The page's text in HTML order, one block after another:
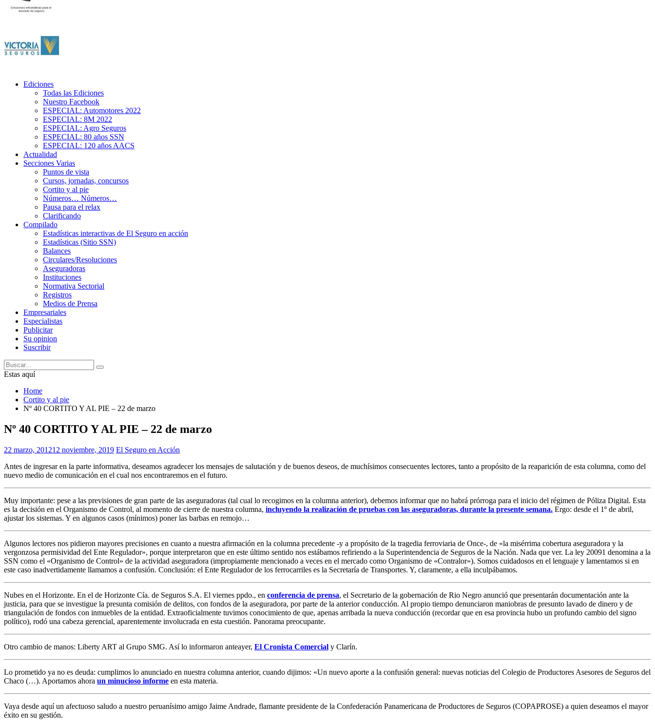
Ediciones
Todas las Ediciones
Nuestro Facebook
ESPECIAL: Automotores 2022
ESPECIAL: 8M 2022
ESPECIAL: Agro Seguros
ESPECIAL: 80 años SSN
ESPECIAL: 120 años AACS
Actualidad
Secciones Varias
Puntos de vista
Cursos, jornadas, concursos
Cortito y al pie
Números… Números…
Pausa para el relax
Clarificando
Compilado
Estadísticas interactivas de El Seguro en acción
Estadísticas (Sitio SSN)
Balances
Circulares/Resoluciones
Aseguradoras
Instituciones
Normativa Sectorial
Registros
Medios de Prensa
Empresariales
Especialistas
Publicitar
Su opinion
Suscribir
Estas aquí
Home
Cortito y al pie
Nº 40 CORTITO Y AL PIE – 22 de marzo
Nº 40 CORTITO Y AL PIE – 22 de marzo
22 marzo, 201212 noviembre, 2019 El Seguro en Acción
Antes de ingresar en la parte informativa, deseamos agradecer los mensajes de salutación y de buenos deseos, de muchísimos consecuentes lectores, tanto a propósito de la reaparición de esta columna, como del
nuevo medio de comunicación en el cual nos encontraremos en el futuro.
Muy importante: pese a las previsiones de gran parte de las aseguradoras (tal cual lo recogimos en la columna anterior), debemos informar que no habrá prórroga para el inicio del régimen de Póliza Digital. Esta
es la decisión en el Organismo de Control, al momento de cierre de nuestra columna, incluyendo la realización de pruebas con las aseguradoras, durante la presente semana. Ergo: desde el 1º de abril,
ajustar los sistemas. Y en algunos casos (mínimos) poner las barbas en remojo…
Algunos lectores nos pidieron mayores precisiones en cuanto a nuestra afirmación en la columna precedente -y a propósito de la tragedia ferroviaria de Once-, de «la misérrima cobertura aseguradora y la
vergonzosa permisividad del Ente Regulador», porque interpretaron que en este último sentido nos estábamos refiriendo a la Superintendencia de Seguros de la Nación. Nada que ver. La ley 20091 denomina a la
SSN como el «Organismo de Control» de la actividad aseguradora (impropiamente mencionado a veces en el mercado como Organismo de «Contralor»). Somos cuidadosos en el lenguaje y lamentamos si en
este caso inadvertidamente llamamos a confusión. Conclusión: el Ente Regulador de los ferrocarriles es la Secretaría de Transportes. Y, claramente, a ella inculpábamos.
Nubes en el Horizonte. En el de Horizonte Cía. de Seguros S.A. El viernes ppdo., en conferencia de prensa, el Secretario de la gobernación de Rio Negro anunció que presentarán documentación ante la
justicia, para que se investigue la presunta comisión de delitos, con fondos de la aseguradora, por parte de la anterior conducción. Al propio tiempo denunciaron maniobras de presunto lavado de dinero y de
triangulación de fondos con inmuebles de la entidad. Extraoficialmente tuvimos conocimiento de que, apenas arribada la nueva conducción (recordar que en esa provincia hubo un profundo cambio del signo
político), rodó una cabeza gerencial, aparentemente involucrada en esta cuestión. Panorama preocupante.
Otro cambio de manos: Liberty ART al Grupo SMG. Así lo informaron anteayer, El Cronista Comercial y Clarín.
Lo prometido ya no es deuda: cumplimos lo anunciado en nuestra columna anterior, cuando dijimos: «Un nuevo aporte a la confusión general: nuevas noticias del Colegio de Productores Asesores de Seguros del
Chaco (…). Aportamos ahora un minucioso informe en esta materia.
Vaya desde aquí un afectuoso saludo a nuestro peruanísimo amigo Jaime Andrade, flamante presidente de la Confederación Panamericana de Productores de Seguros (COPAPROSE) a quien deseamos el mayor
éxito en su gestión.